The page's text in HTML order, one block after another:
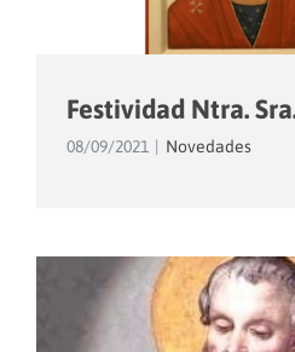
Festividad Ntra.
08/09/2021 Novedades